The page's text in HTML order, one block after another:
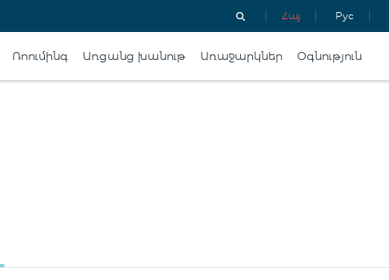
Հայ Рус
Ռոումինգ Առցանց խանութ Առաջարկներ Օգնություն